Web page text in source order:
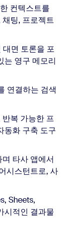
컨텍스트를
팅, 프로젝트
대면 토론을 포
는 영구 메모리
연결하는 검색
복 가능한 프
동화 구축 도구
타사 앱에서
시스턴트로, 사
Sheets,
시적인 결과물